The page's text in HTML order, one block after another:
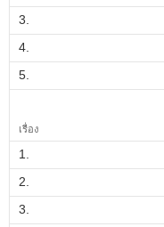
3.
4.
5.
เรื่อง
1.
2.
3.